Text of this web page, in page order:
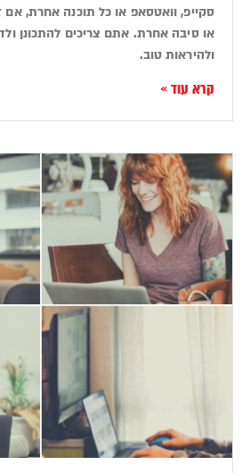
סקייפ, וואטסאפ או כל תוכנה אחרת, אם
או סיבה אחרת. אתם צריכים להתכונן
ולהיראות טוב.
קרא עוד »